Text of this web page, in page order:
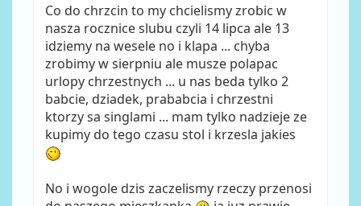
Co do chrzcin to my chcielismy zrobic w
nasza rocznice slubu czyli 14 lipca ale 13
idziemy na wesele no i klapa ... chyba
zrobimy w sierpniu ale musze polapac
urlopy chrzestnych ... u nas beda tylko 2
babcie, dziadek, prababcia i chrzestni
ktorzy sa singlami ... mam tylko nadzieje ze
kupimy do tego czasu stol i krzesla jakies
No i wogole dzis zaczelismy rzeczy przenosi